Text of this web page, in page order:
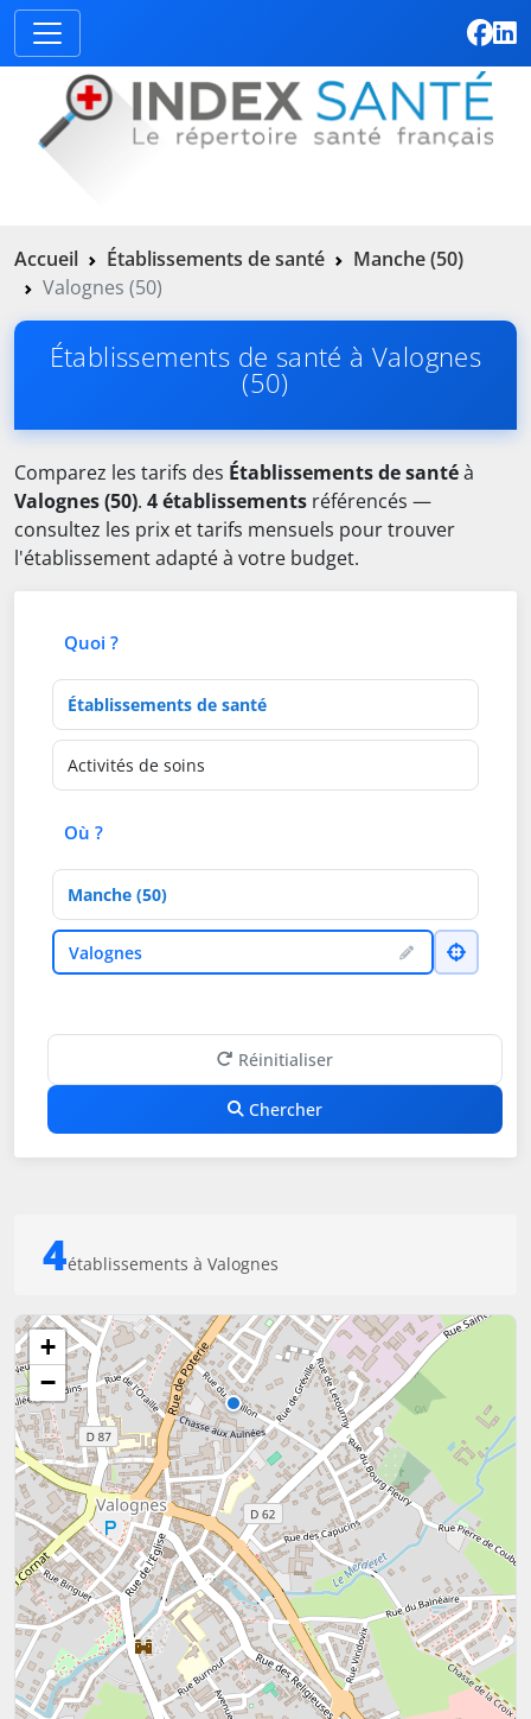
Accueil Établissements de santé
Manche (50)
Valognes (50)
Établissements de santé à Valognes
(50)
Comparez les tarifs des Établissements de santéà
Valognes (50). 4 établissements référencés —
consultez les prix et tarifs mensuels pour trouver
l'établissement adapté à votre budget.
Quoi ?
Type d'établissement
Activités de soins
Où ?
Département
VilleValognes
Réinitialiser
Chercher
4établissements à Valognes
+
−